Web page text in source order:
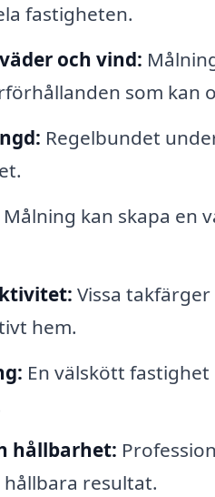
fastigheten.
och vind:
som kan
Regelbundet
Målning kan skapa en
Vissa
hem.
En välskött
hållbarhet:
resultat.